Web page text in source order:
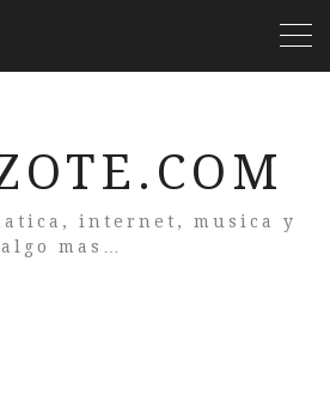
internet, musica y
algo mas…